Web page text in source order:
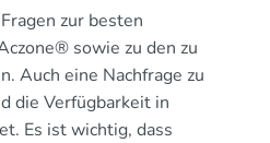
zur besten
sowie zu den zu
Auch eine Nachfrage zu
die Verfügbarkeit in
Es ist wichtig, dass